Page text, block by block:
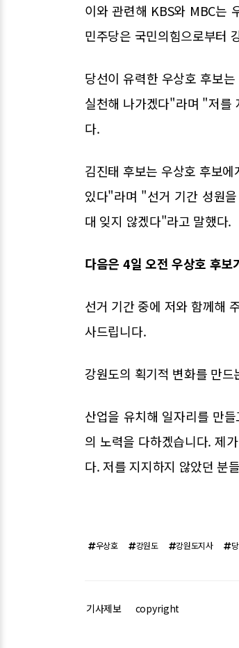
이와 관련해 KBS와 MBC는
민주당은 국민의힘으로부터
당선이 유력한 우상호 후보
실천해 나가겠다"라며 "저를
다.
김진태 후보는 우상호 후보
있다"라며 "선거 기간 성원
대 잊지 않겠다"라고 말했다.
다음은 4일 오전 우상호 후
선거 기간 중에 저와 함께해
사드립니다.
강원도의 획기적 변화를 만
산업을 유치해 일자리를 만
의 노력을 다하겠습니다. 제
다. 저를 지지하지 않았던 분
우상호 강원도 강원도지사
기사제보 copyright